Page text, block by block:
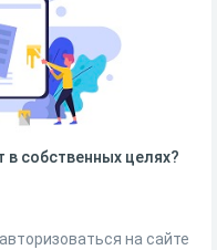
в собственных целях?
на сайте